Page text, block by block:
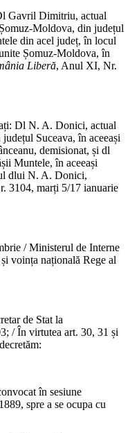
Gavril Dimitriu, actual
Moldova, din județul
din acel județ, în locul
Șomuz-Moldova, în
Liberă, Anul XI, Nr.
Dl N. A. Donici, actual
Suceava, în aceeași
demisionat, și dl
Muntele, în aceeași
dlui N. A. Donici,
3104, marți 5/17 ianuarie
/ Ministerul de Interne
voința națională Rege al
de Stat la
/ În virtutea art. 30, 31 și
în sesiune
spre a se ocupa cu